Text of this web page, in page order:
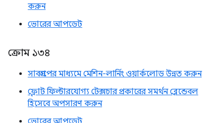
করুন
ভোরের আপডেট
ক্রোম ১৩৪
সাবগ্রুপের মাধ্যমে মেশিন-লার্নিং ওয়ার্কলোড উন্নত করুন
ফ্লোট ফিল্টারযোগ্য টেক্সচার প্রকারের সমর্থন ব্লেন্ডেবল
হিসেবে অপসারণ করুন